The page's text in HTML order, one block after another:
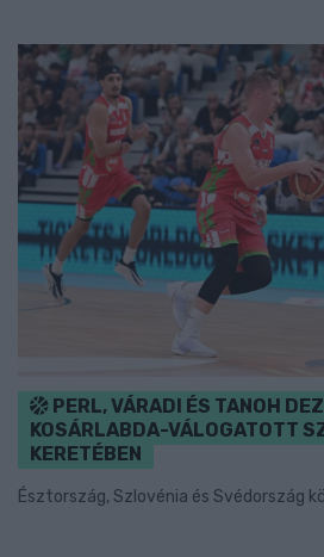
PERL, VÁRADI ÉS TANOH
KOSÁRLABDA-VÁLOGATOTT
KERETÉBEN
Észtország, Szlovénia és Svédország